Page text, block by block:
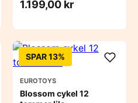
1.199,00 kr
SPAR 13%
EUROTOYS
Blossom cykel 12